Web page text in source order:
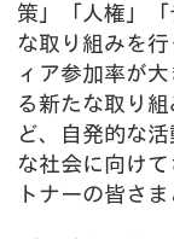
策」「人権」
な取り組みを
ィア参加率が
る新たな取り
ど、自発的な
な社会に向け
トナーの皆さ